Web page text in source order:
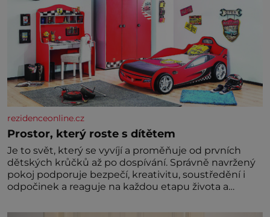
rezidenceonline.cz
Prostor, který roste s dítětem
Je to svět, který se vyvíjí a proměňuje od prvních
dětských krůčků až po dospívání. Správně navržený
pokoj podporuje bezpečí, kreativitu, soustředění i
odpočinek a reaguje na každou etapu života a
jednoduchost, měkkost a bezpečí, proto by pokoj